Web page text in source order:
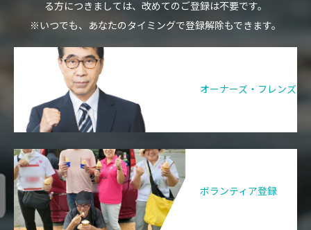
る方につきましては、改めてのご登録は不要です。
※いつでも、あなたのタイミングで登録解除もできます。
オーナーズ・フレンズ
ボランティア登録